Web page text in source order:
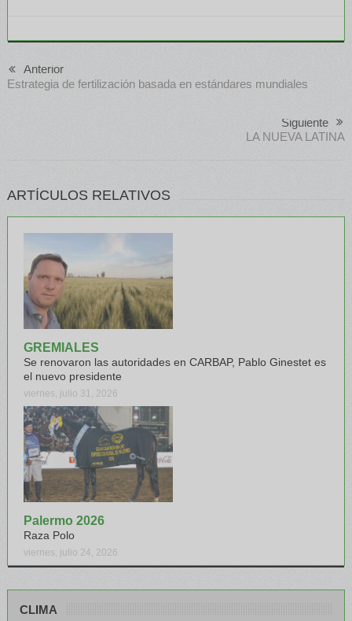
Anterior
Estrategia de fertilización basada en estándares mundiales
Siguiente
LA NUEVA LATINA
ARTÍCULOS RELATIVOS
GREMIALES
Se renovaron las autoridades en CARBAP, Pablo Ginestet es
el nuevo presidente
viernes, julio 31, 2026
Palermo 2026
Raza Polo
viernes, julio 24, 2026
CLIMA